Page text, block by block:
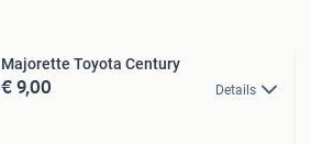
Majorette Toyota Century
€ 9,00 Details